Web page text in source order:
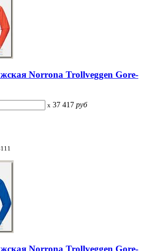
Norrona Trollveggen Gore-
x 37 417 руб
Norrona Trollveggen Gore-